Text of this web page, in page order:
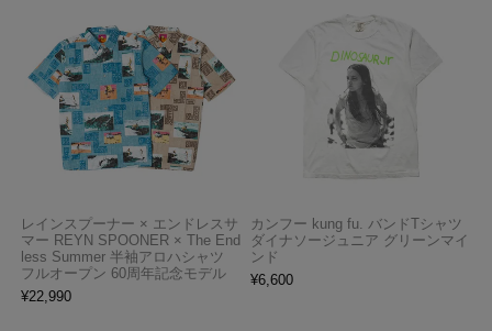
レインスプーナー × エンドレスサ
マー REYN SPOONER × The End
less Summer 半袖アロハシャツ
フルオープン 60周年記念モデル
¥22,990
カンフー kung fu. バンドTシャツ
ダイナソージュニア グリーンマイ
ンド
¥6,600